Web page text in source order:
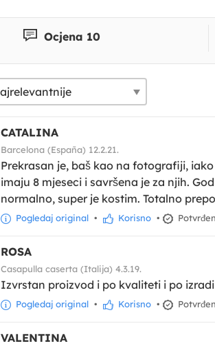
Ocjena 10
CATALINA
Barcelona (España) 12.2.21.
Prekrasan je, baš kao na fotografiji,
imaju 8 mjeseci i savršena je za njih.
normalno, super je kostim. Totalno
Pogledaj original • Korisno •
ROSA
Casapulla caserta (Italija) 4.3.19.
Izvrstan proizvod i po kvaliteti i po izradi
Pogledaj original • Korisno •
VALENTINA